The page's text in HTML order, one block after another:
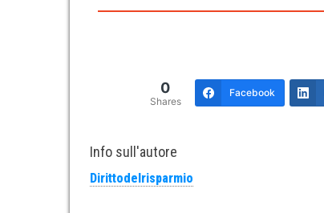
0
Shares
Facebook
Info sull'autore
Dirittodelrisparmio